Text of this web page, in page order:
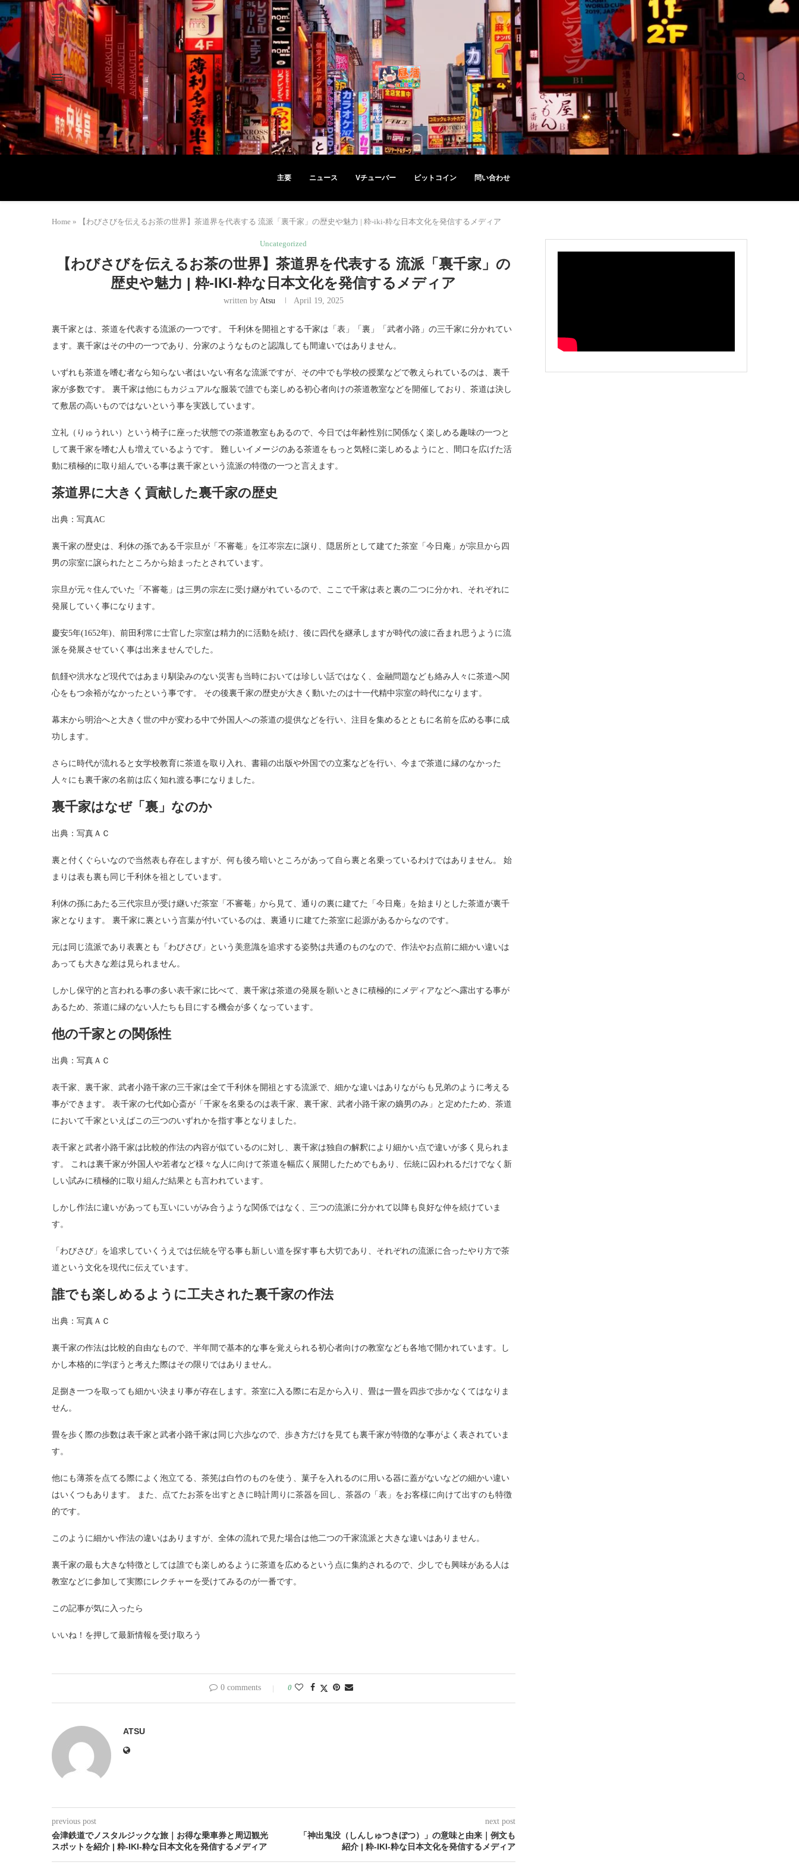
主要 ニュース Vチューバー ビットコイン 問い合わせ
Home » 【わびさびを伝えるお茶の世界】茶道界を代表する 流派「裏千家」の歴史や魅力 | 粋-iki-粋な日本文化を発信するメディア
Uncategorized
【わびさびを伝えるお茶の世界】茶道界を代表する 流派「裏千家」の
歴史や魅力 | 粋-IKI-粋な日本文化を発信するメディア
written by Atsu April 19, 2025
裏千家とは、茶道を代表する流派の一つです。 千利休を開祖とする千家は「表」「裏」「武者小路」の三千家に分かれてい
ます。裏千家はその中の一つであり、分家のようなものと認識しても間違いではありません。
いずれも茶道を嗜む者なら知らない者はいない有名な流派ですが、その中でも学校の授業などで教えられているのは、裏千
家が多数です。 裏千家は他にもカジュアルな服装で誰でも楽しめる初心者向けの茶道教室などを開催しており、茶道は決し
て敷居の高いものではないという事を実践しています。
立礼（りゅうれい）という椅子に座った状態での茶道教室もあるので、今日では年齢性別に関係なく楽しめる趣味の一つと
して裏千家を嗜む人も増えているようです。 難しいイメージのある茶道をもっと気軽に楽しめるようにと、間口を広げた活
動に積極的に取り組んでいる事は裏千家という流派の特徴の一つと言えます。
茶道界に大きく貢献した裏千家の歴史
出典：写真AC
裏千家の歴史は、利休の孫である千宗旦が「不審菴」を江岑宗左に譲り、隠居所として建てた茶室「今日庵」が宗旦から四
男の宗室に譲られたところから始まったとされています。
宗旦が元々住んでいた「不審菴」は三男の宗左に受け継がれているので、ここで千家は表と裏の二つに分かれ、それぞれに
発展していく事になります。
慶安5年(1652年)、前田利常に士官した宗室は精力的に活動を続け、後に四代を継承しますが時代の波に呑まれ思うように流
派を発展させていく事は出来ませんでした。
飢饉や洪水など現代ではあまり馴染みのない災害も当時においては珍しい話ではなく、金融問題なども絡み人々に茶道へ関
心をもつ余裕がなかったという事です。 その後裏千家の歴史が大きく動いたのは十一代精中宗室の時代になります。
幕末から明治へと大きく世の中が変わる中で外国人への茶道の提供などを行い、注目を集めるとともに名前を広める事に成
功します。
さらに時代が流れると女学校教育に茶道を取り入れ、書籍の出版や外国での立案などを行い、今まで茶道に縁のなかった
人々にも裏千家の名前は広く知れ渡る事になりました。
裏千家はなぜ「裏」なのか
出典：写真ＡＣ
裏と付くぐらいなので当然表も存在しますが、何も後ろ暗いところがあって自ら裏と名乗っているわけではありません。 始
まりは表も裏も同じ千利休を祖としています。
利休の孫にあたる三代宗旦が受け継いだ茶室「不審菴」から見て、通りの裏に建てた「今日庵」を始まりとした茶道が裏千
家となります。 裏千家に裏という言葉が付いているのは、裏通りに建てた茶室に起源があるからなのです。
元は同じ流派であり表裏とも「わびさび」という美意識を追求する姿勢は共通のものなので、作法やお点前に細かい違いは
あっても大きな差は見られません。
しかし保守的と言われる事の多い表千家に比べて、裏千家は茶道の発展を願いときに積極的にメディアなどへ露出する事が
あるため、茶道に縁のない人たちも目にする機会が多くなっています。
他の千家との関係性
出典：写真ＡＣ
表千家、裏千家、武者小路千家の三千家は全て千利休を開祖とする流派で、細かな違いはありながらも兄弟のように考える
事ができます。 表千家の七代如心斎が「千家を名乗るのは表千家、裏千家、武者小路千家の嫡男のみ」と定めたため、茶道
において千家といえばこの三つのいずれかを指す事となりました。
表千家と武者小路千家は比較的作法の内容が似ているのに対し、裏千家は独自の解釈により細かい点で違いが多く見られま
す。 これは裏千家が外国人や若者など様々な人に向けて茶道を幅広く展開したためでもあり、伝統に囚われるだけでなく新
しい試みに積極的に取り組んだ結果とも言われています。
しかし作法に違いがあっても互いにいがみ合うような関係ではなく、三つの流派に分かれて以降も良好な仲を続けていま
す。
「わびさび」を追求していくうえでは伝統を守る事も新しい道を探す事も大切であり、それぞれの流派に合ったやり方で茶
道という文化を現代に伝えています。
誰でも楽しめるように工夫された裏千家の作法
出典：写真ＡＣ
裏千家の作法は比較的自由なもので、半年間で基本的な事を覚えられる初心者向けの教室なども各地で開かれています。し
かし本格的に学ぼうと考えた際はその限りではありません。
足捌き一つを取っても細かい決まり事が存在します。茶室に入る際に右足から入り、畳は一畳を四歩で歩かなくてはなりま
せん。
畳を歩く際の歩数は表千家と武者小路千家は同じ六歩なので、歩き方だけを見ても裏千家が特徴的な事がよく表されていま
す。
他にも薄茶を点てる際によく泡立てる、茶筅は白竹のものを使う、菓子を入れるのに用いる器に蓋がないなどの細かい違い
はいくつもあります。 また、点てたお茶を出すときに時計周りに茶器を回し、茶器の「表」をお客様に向けて出すのも特徴
的です。
このように細かい作法の違いはありますが、全体の流れで見た場合は他二つの千家流派と大きな違いはありません。
裏千家の最も大きな特徴としては誰でも楽しめるように茶道を広めるという点に集約されるので、少しでも興味がある人は
教室などに参加して実際にレクチャーを受けてみるのが一番です。
この記事が気に入ったら
いいね！を押して最新情報を受け取ろう
0 comments 0
ATSU
previous post
会津鉄道でノスタルジックな旅｜お得な乗車券と周辺観光
スポットを紹介 | 粋-IKI-粋な日本文化を発信するメディア
next post
「神出鬼没（しんしゅつきぼつ）」の意味と由来｜例文も
紹介 | 粋-IKI-粋な日本文化を発信するメディア